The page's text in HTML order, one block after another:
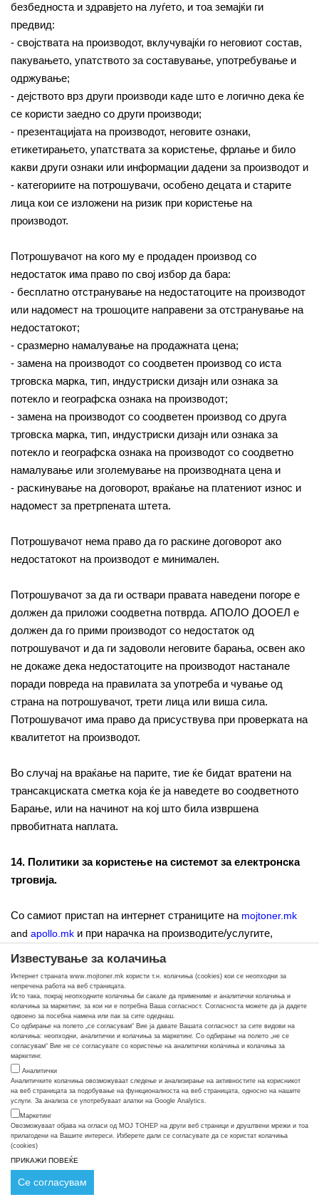
Известување за колачиња
Интернет страната www.mojtoner.mk користи т.н. колачиња (cookies) кои се неопходни за
непречена работа на веб страницата.
Исто така, покрај неопходните колачиња би сакале да примениме и аналитички колачиња и
колачиња за маркетинг, за кои ни е потребна Ваша согласност. Согласноста можете да ја дадете
одвоено за посебна намена или пак за сите одеднаш.
Со одбирање на полето „се согласувам“ Вие ја давате Вашата согласност за сите видови на
колачиња: неопходни, аналитички и колачиња за маркетинг. Со одбирање на полето „не се
согласувам“ Вие не се согласувате со користење на аналитички колачиња и колачиња за
маркетинг.
Аналитички
Аналитичките колачиња овозможуваат следење и анализирање на активностите на корисникот
на веб страницата за подобување на функционалноста на веб страницата, односно на нашите
услуги. За анализа се употребуваат алатки на Google Analytics.
Маркетинг
Овозможуваат објава на огласи од МОЈ ТОНЕР на други веб страници и друштвени мрежи и тоа
прилагодени на Вашите интереси. Изберете дали се согласувате да се користат колачиња
(cookies)
ПРИКАЖИ ПОВЕЌЕ
Се согласувам
безбедноста и здравјето на луѓето, и тоа земајќи ги
предвид:
- својствата на производот, вклучувајќи го неговиот состав,
пакувањето, упатството за составување, употребување и
одржување;
- дејството врз други производи каде што е логично дека ќе
се користи заедно со други производи;
- презентацијата на производот, неговите ознаки,
етикетирањето, упатствата за користење, фрлање и било
какви други ознаки или информации дадени за производот и
- категориите на потрошувачи, особено децата и старите
лица кои се изложени на ризик при користење на
производот.
Потрошувачот на кого му е продаден производ со
недостаток има право по свој избор да бара:
- бесплатно отстранување на недостатоците на производот
или надомест на трошоците направени за отстранување на
недостатокот;
- сразмерно намалување на продажната цена;
- замена на производот со соодветен производ со иста
трговска марка, тип, индустриски дизајн или ознака за
потекло и географска ознака на производот;
- замена на производот со соодветен производ со друга
трговска марка, тип, индустриски дизајн или ознака за
потекло и географска ознака на производот со соодветно
намалување или зголемување на производната цена и
- раскинување на договорот, враќање на платениот износ и
надомест за претрпената штета.
Потрошувачот нема право да го раскине договорот ако
недостатокот на производот е минимален.
Потрошувачот за да ги оствари правата наведени погоре е
должен да приложи соодветна потврда. АПОЛО ДООЕЛ е
должен да го прими производот со недостаток од
потрошувачот и да ги задоволи неговите барања, освен ако
не докаже дека недостатоците на производот настанале
поради повреда на правилата за употреба и чување од
страна на потрошувачот, трети лица или виша сила.
Потрошувачот има право да присуствува при проверката на
квалитетот на производот.
Во случај на враќање на парите, тие ќе бидат вратени на
трансакциската сметка која ќе ја наведете во соодветното
Барање, или на начинот на кој што била извршена
првобитната наплата.
14. Политики за користење на системот за електронска
трговија.
Со самиот пристап на интернет страниците на mojtoner.mk
and apollo.mk и при нарачка на производите/услугите,
Политика за користење на системот за електронска
трговија.
АПОЛО ДООЕЛ ги задржуваа правата за промена на овие
политики и услови во секое време, а промените ќе бидат
истакнати на овие страници.
15. Политика за заштита на личните податоци на
корисниците на картички
АПОЛО ДООЕЛ ќе ги користи личните податоци во
согласност со Законот за заштита на личните податоци и со
други соодветни регулативи на Република С. Македонија.